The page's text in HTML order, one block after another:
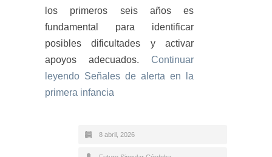
los primeros seis años es
fundamental para identificar
posibles dificultades y activar
apoyos adecuados. Continuar
leyendo Señales de alerta en la
primera infancia
8 abril, 2026